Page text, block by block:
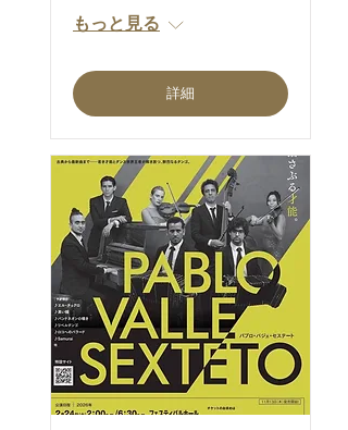
もっと見る
詳細